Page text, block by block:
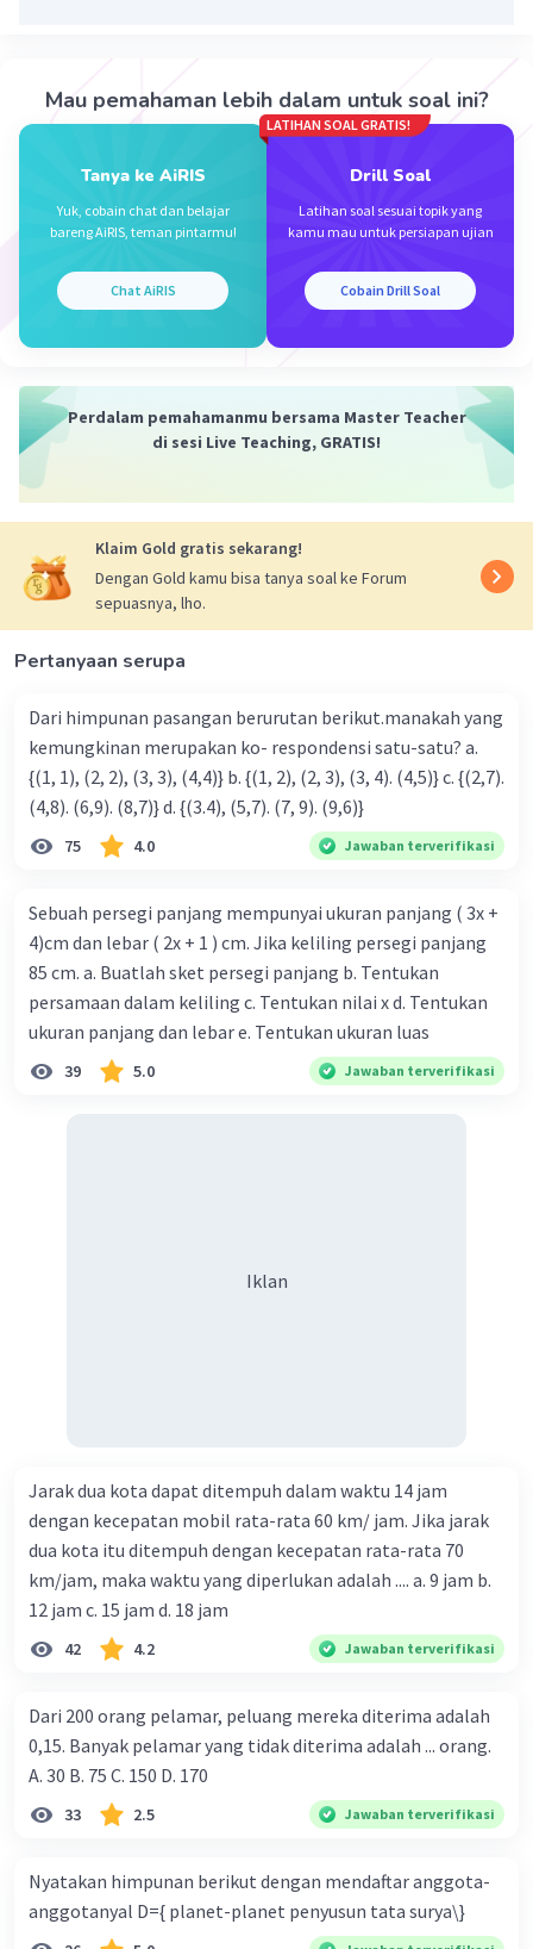
Iklan
Mau pemahaman lebih dalam untuk soal ini?
Tanya ke AiRIS
Yuk, cobain chat dan belajar
bareng AiRIS, teman pintarmu!
Chat AiRIS
LATIHAN SOAL GRATIS!
Drill Soal
Latihan soal sesuai topik yang
kamu mau untuk persiapan ujian
Cobain Drill Soal
Perdalam pemahamanmu bersama Master Teacher
di sesi Live Teaching, GRATIS!
Klaim Gold gratis sekarang!
Dengan Gold kamu bisa tanya soal ke Forum
sepuasnya, lho.
Pertanyaan serupa
Dari himpunan pasangan berurutan berikut.manakah yang
kemungkinan merupakan ko- respondensi satu-satu? a.
{(1, 1), (2, 2), (3, 3), (4,4)} b. {(1, 2), (2, 3), (3, 4). (4,5)} c. {(2,7).
(4,8). (6,9). (8,7)} d. {(3.4), (5,7). (7, 9). (9,6)}
75 4.0 Jawaban terverifikasi
Sebuah persegi panjang mempunyai ukuran panjang ( 3x +
4)cm dan lebar ( 2x + 1 ) cm. Jika keliling persegi panjang
85 cm. a. Buatlah sket persegi panjang b. Tentukan
persamaan dalam keliling c. Tentukan nilai x d. Tentukan
ukuran panjang dan lebar e. Tentukan ukuran luas
39 5.0 Jawaban terverifikasi
Iklan
Jarak dua kota dapat ditempuh dalam waktu 14 jam
dengan kecepatan mobil rata-rata 60 km/ jam. Jika jarak
dua kota itu ditempuh dengan kecepatan rata-rata 70
km/jam, maka waktu yang diperlukan adalah .... a. 9 jam b.
12 jam c. 15 jam d. 18 jam
42 4.2 Jawaban terverifikasi
Dari 200 orang pelamar, peluang mereka diterima adalah
0,15. Banyak pelamar yang tidak diterima adalah ... orang.
A. 30 B. 75 C. 150 D. 170
33 2.5 Jawaban terverifikasi
Nyatakan himpunan berikut dengan mendaftar anggota-
anggotanyal D={ planet-planet penyusun tata surya\}